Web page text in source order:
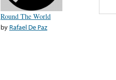
Round The World
by Rafael De Paz